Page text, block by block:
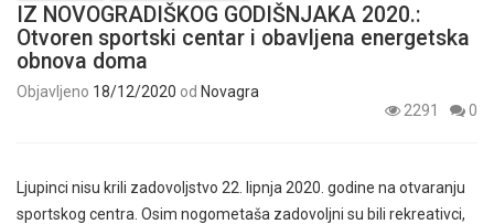
IZ NOVOGRADIŠKOG GODIŠNJAKA 2020.:
Otvoren sportski centar i obavljena energetska
obnova doma
Objavljeno 18/12/2020 od Novagra
2291
0
Ljupinci nisu krili zadovoljstvo 22. lipnja 2020. godine na otvaranju
sportskog centra. Osim nogometaša zadovoljni su bili rekreativci,